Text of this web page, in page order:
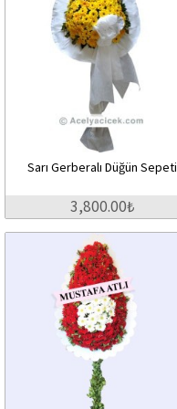
Sarı Gerberalı Düğün Sepeti
3,800.00₺